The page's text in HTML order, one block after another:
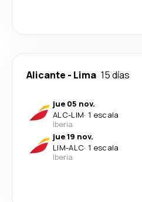
Alicante - Lima 15 días
jue 05 nov.
ALC-LIM· 1 escala
Iberia
jue 19 nov.
LIM-ALC· 1 escala
Iberia